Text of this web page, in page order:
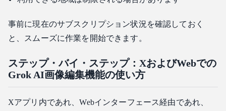
事前に現在のサブスクリプション状況を確認しておく
と、スムーズに作業を開始できます。
ステップ・バイ・ステップ：XおよびWebでの
Grok AI画像編集機能の使い方
Xアプリ内であれ、Webインターフェース経由であれ、